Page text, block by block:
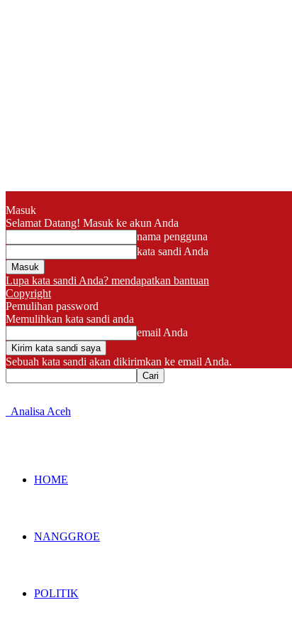
Masuk
Selamat Datang! Masuk ke akun Anda
nama pengguna
kata sandi Anda
Lupa kata sandi Anda? mendapatkan bantuan
Copyright
Pemulihan password
Memulihkan kata sandi anda
email Anda
Sebuah kata sandi akan dikirimkan ke email Anda.
Analisa Aceh
HOME
NANGGROE
POLITIK